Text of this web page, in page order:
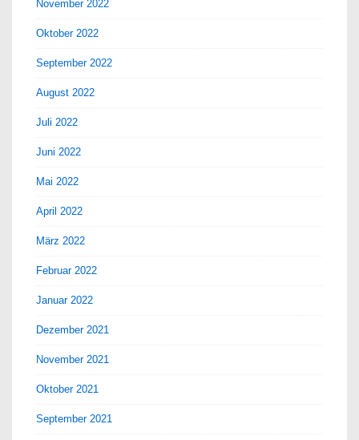
November 2022
Oktober 2022
September 2022
August 2022
Juli 2022
Juni 2022
Mai 2022
April 2022
März 2022
Februar 2022
Januar 2022
Dezember 2021
November 2021
Oktober 2021
September 2021